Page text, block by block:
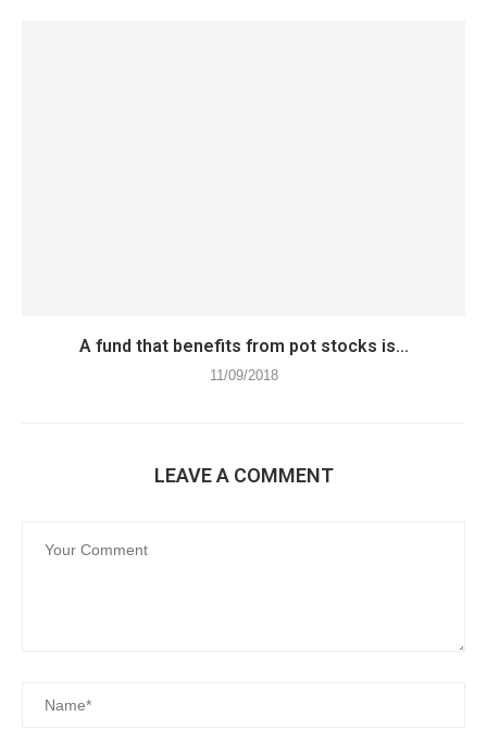
A fund that benefits from pot stocks is...
11/09/2018
LEAVE A COMMENT